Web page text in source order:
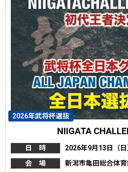
2026年武将杯選抜
NIIGATA
日 時
2026年9月13日（日
会 場
新潟市亀田総合体